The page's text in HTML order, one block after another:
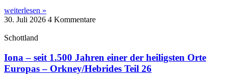
weiterlesen »
30. Juli 2026 4 Kommentare
Schottland
Iona – seit 1.500 Jahren einer der heiligsten Orte
Europas – Orkney/Hebrides Teil 26